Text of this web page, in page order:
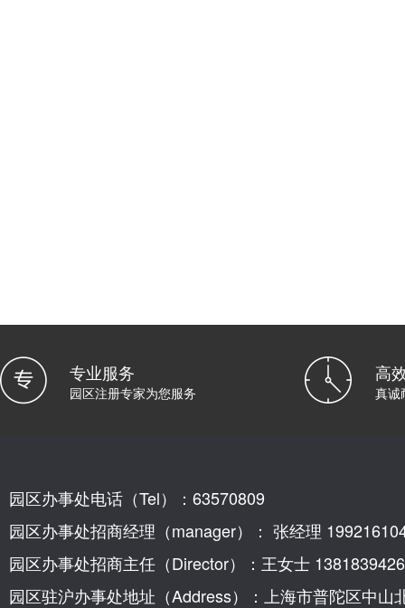
专业服务
园区注册专家为您服务
高
真诚
园区办事处电话（Tel）：63570809
园区办事处招商经理（manager）： 张经理
园区办事处招商主任（Director）：王女士
园区驻沪办事处地址（Address）：上海市普陀区中山